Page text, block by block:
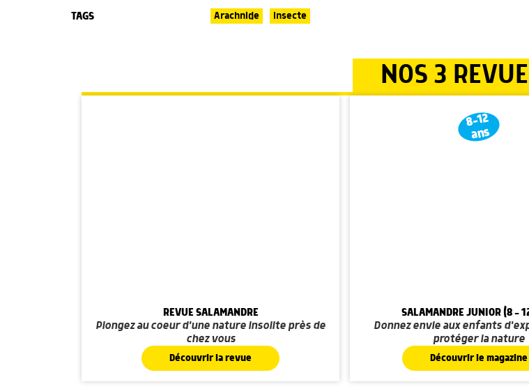
TAGS Arachnide Insecte
NOS 3
REVUE SALAMANDRE
Plongez au coeur d'une nature insolite près de
chez vous
Découvrir la revue
8-12
ans
SALAMANDRE JUNIOR (8 -
Donnez envie aux enfants
protéger la nature
Découvrir le magazine